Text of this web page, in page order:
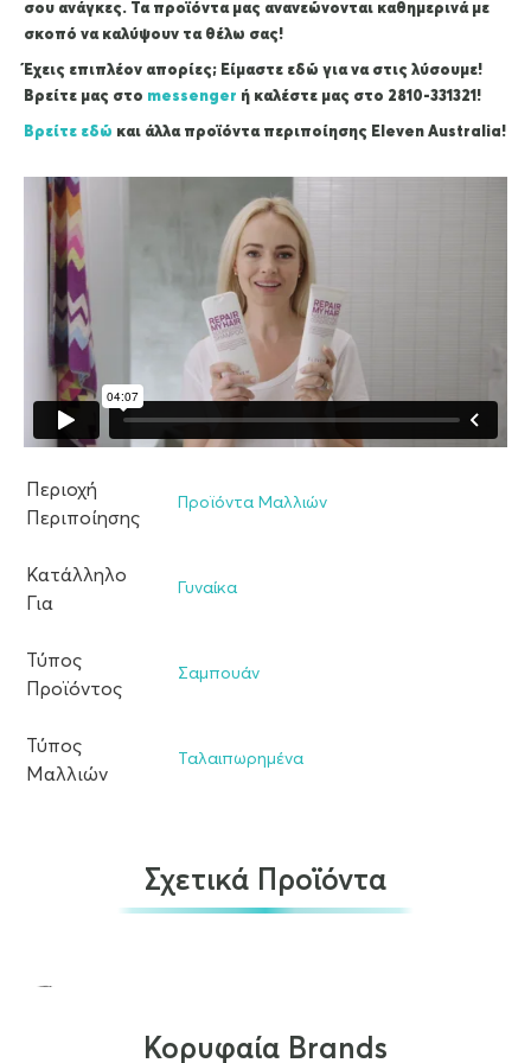
σου ανάγκες. Τα προϊόντα μας ανανεώνονται καθημερινά με
σκοπό να καλύψουν τα θέλω σας!
Έχεις επιπλέον απορίες; Είμαστε εδώ για να στις λύσουμε!
Βρείτε μας στο messenger ή καλέστε μας στο 2810-331321!
Βρείτε εδώ και άλλα προϊόντα περιποίησης Eleven Australia!
Περιοχή
Περιποίησης
Προϊόντα Μαλλιών
Κατάλληλο
Για
Γυναίκα
Τύπος
Προϊόντος
Σαμπουάν
Τύπος
Μαλλιών
Ταλαιπωρημένα
Σχετικά Προϊόντα
Κορυφαία Brands